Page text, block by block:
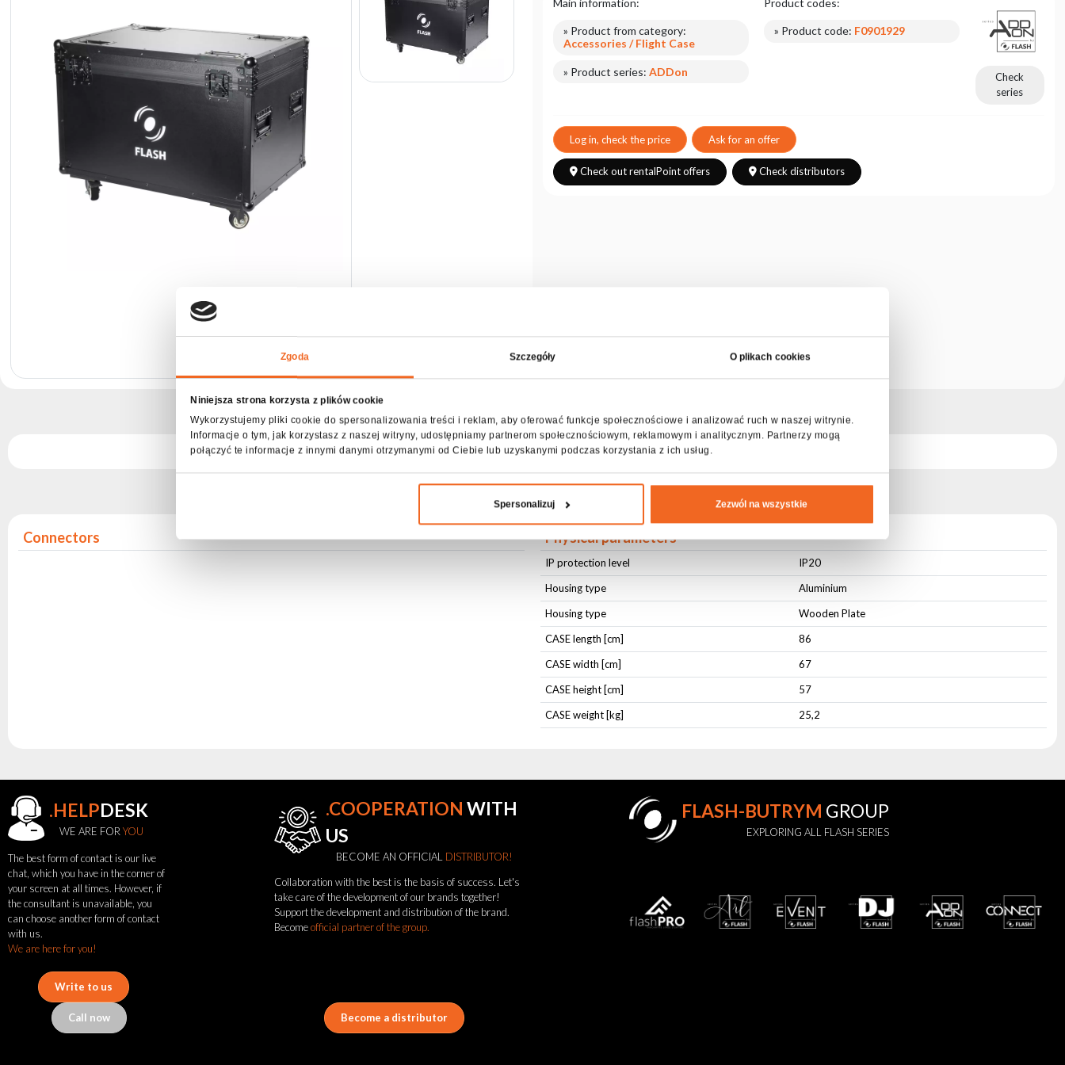
Zgoda Szczegóły O plikach cookies
Niniejsza strona korzysta z plików cookie
Wykorzystujemy pliki cookie do spersonalizowania treści i reklam, aby oferować funkcje społecznościowe i analizować ruch w naszej witrynie.
Informacje o tym, jak korzystasz z naszej witryny, udostępniamy partnerom społecznościowym, reklamowym i analitycznym. Partnerzy mogą
połączyć te informacje z innymi danymi otrzymanymi od Ciebie lub uzyskanymi podczas korzystania z ich usług.
Spersonalizuj Zezwól na wszystkie
Exposition
see
also
News
Portfolio
» Product from category:
Accessories / Flight Case
» Product series: ADDon
» Product code: F0901929
Check
series
Log in, check the price Ask for an offer
Check out rentalPoint offers Check distributors
Product description CASE FOR 4x WASH LED 3610
Specification CASE FOR 4x WASH LED 3610
Connectors Physical parameters
IP protection level
IP20
Housing type
Aluminium
Housing type
Wooden Plate
CASE length [cm]
86
CASE width [cm]
67
CASE height [cm]
57
CASE weight [kg]
25,2
.HELPDESK
WE ARE FORYOU
The best form of contact is our live
chat, which you have in the corner of
your screen at all times. However, if
the consultant is unavailable, you
can choose another form of contact
with us.
We are here for you!
Write to us
Call now
.COOPERATION WITH
US
BECOME AN OFFICIAL DISTRIBUTOR!
Collaboration with the best is the basis of success. Let's
take care of the development of our brands together!
Support the development and distribution of the brand.
Becomeofficial partner of the group.
Become a distributor
FLASH-BUTRYM GROUP
EXPLORING ALL FLASH SERIES